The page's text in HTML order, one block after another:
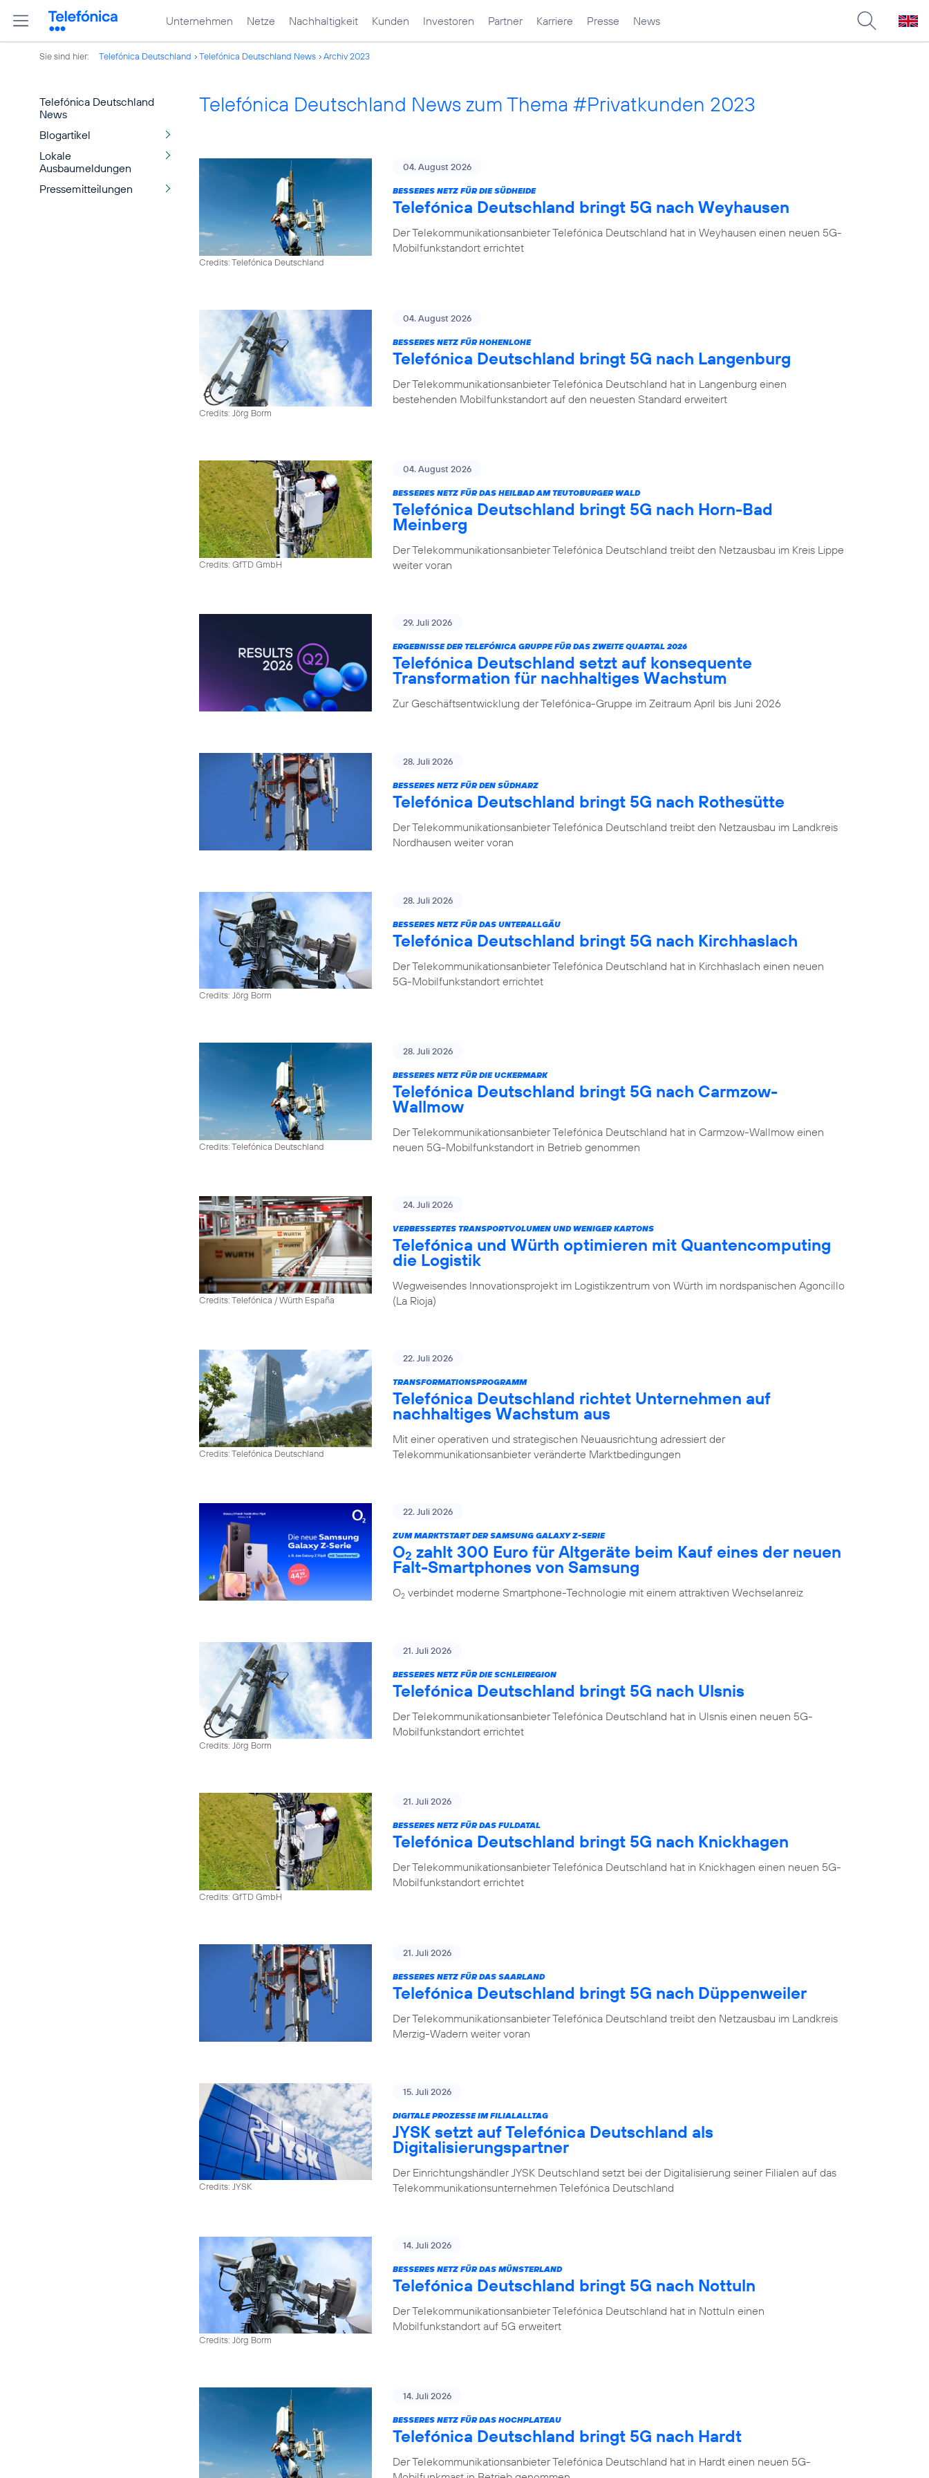
Unternehmen Netze Nachhaltigkeit Kunden Investoren Partner Karriere Presse News
Sie sind hier: Telefónica Deutschland Telefónica Deutschland News Archiv 2023
Telefónica Deutschland
News
Blogartikel
Lokale
Ausbaumeldungen
Pressemitteilungen
Telefónica Deutschland News zum Thema #Privatkunden 2023
Credits: Telefónica Deutschland
04. August 2026
BESSERES NETZ FÜR DIE SÜDHEIDE
Telefónica Deutschland bringt 5G nach Weyhausen
Der Telekommunikationsanbieter Telefónica Deutschland hat in Weyhausen einen neuen 5G-
Mobilfunkstandort errichtet
Credits: Jörg Borm
04. August 2026
BESSERES NETZ FÜR HOHENLOHE
Telefónica Deutschland bringt 5G nach Langenburg
Der Telekommunikationsanbieter Telefónica Deutschland hat in Langenburg einen
bestehenden Mobilfunkstandort auf den neuesten Standard erweitert
Credits: GfTD GmbH
04. August 2026
BESSERES NETZ FÜR DAS HEILBAD AM TEUTOBURGER WALD
Telefónica Deutschland bringt 5G nach Horn-Bad
Meinberg
Der Telekommunikationsanbieter Telefónica Deutschland treibt den Netzausbau im Kreis Lippe
weiter voran
29. Juli 2026
ERGEBNISSE DER TELEFÓNICA GRUPPE FÜR DAS ZWEITE QUARTAL 2026
Telefónica Deutschland setzt auf konsequente
Transformation für nachhaltiges Wachstum
Zur Geschäftsentwicklung der Telefónica-Gruppe im Zeitraum April bis Juni 2026
28. Juli 2026
BESSERES NETZ FÜR DEN SÜDHARZ
Telefónica Deutschland bringt 5G nach Rothesütte
Der Telekommunikationsanbieter Telefónica Deutschland treibt den Netzausbau im Landkreis
Nordhausen weiter voran
Credits: Jörg Borm
28. Juli 2026
BESSERES NETZ FÜR DAS UNTERALLGÄU
Telefónica Deutschland bringt 5G nach Kirchhaslach
Der Telekommunikationsanbieter Telefónica Deutschland hat in Kirchhaslach einen neuen
5G-Mobilfunkstandort errichtet
Credits: Telefónica Deutschland
28. Juli 2026
BESSERES NETZ FÜR DIE UCKERMARK
Telefónica Deutschland bringt 5G nach Carmzow-
Wallmow
Der Telekommunikationsanbieter Telefónica Deutschland hat in Carmzow-Wallmow einen
neuen 5G-Mobilfunkstandort in Betrieb genommen
Credits: Telefónica / Würth España
24. Juli 2026
VERBESSERTES TRANSPORTVOLUMEN UND WENIGER KARTONS
Telefónica und Würth optimieren mit Quantencomputing
die Logistik
Wegweisendes Innovationsprojekt im Logistikzentrum von Würth im nordspanischen Agoncillo
(La Rioja)
Credits: Telefónica Deutschland
22. Juli 2026
TRANSFORMATIONSPROGRAMM
Telefónica Deutschland richtet Unternehmen auf
nachhaltiges Wachstum aus
Mit einer operativen und strategischen Neuausrichtung adressiert der
Telekommunikationsanbieter veränderte Marktbedingungen
22. Juli 2026
ZUM MARKTSTART DER SAMSUNG GALAXY Z-SERIE
O2 zahlt 300 Euro für Altgeräte beim Kauf eines der neuen
Falt-Smartphones von Samsung
O2 verbindet moderne Smartphone-Technologie mit einem attraktiven Wechselanreiz
Credits: Jörg Borm
21. Juli 2026
BESSERES NETZ FÜR DIE SCHLEIREGION
Telefónica Deutschland bringt 5G nach Ulsnis
Der Telekommunikationsanbieter Telefónica Deutschland hat in Ulsnis einen neuen 5G-
Mobilfunkstandort errichtet
Credits: GfTD GmbH
21. Juli 2026
BESSERES NETZ FÜR DAS FULDATAL
Telefónica Deutschland bringt 5G nach Knickhagen
Der Telekommunikationsanbieter Telefónica Deutschland hat in Knickhagen einen neuen 5G-
Mobilfunkstandort errichtet
21. Juli 2026
BESSERES NETZ FÜR DAS SAARLAND
Telefónica Deutschland bringt 5G nach Düppenweiler
Der Telekommunikationsanbieter Telefónica Deutschland treibt den Netzausbau im Landkreis
Merzig-Wadern weiter voran
Credits: JYSK
15. Juli 2026
DIGITALE PROZESSE IM FILIALALLTAG
JYSK setzt auf Telefónica Deutschland als
Digitalisierungspartner
Der Einrichtungshändler JYSK Deutschland setzt bei der Digitalisierung seiner Filialen auf das
Telekommunikationsunternehmen Telefónica Deutschland
Credits: Jörg Borm
14. Juli 2026
BESSERES NETZ FÜR DAS MÜNSTERLAND
Telefónica Deutschland bringt 5G nach Nottuln
Der Telekommunikationsanbieter Telefónica Deutschland hat in Nottuln einen
Mobilfunkstandort auf 5G erweitert
14. Juli 2026
BESSERES NETZ FÜR DAS HOCHPLATEAU
Telefónica Deutschland bringt 5G nach Hardt
Der Telekommunikationsanbieter Telefónica Deutschland hat in Hardt einen neuen 5G-